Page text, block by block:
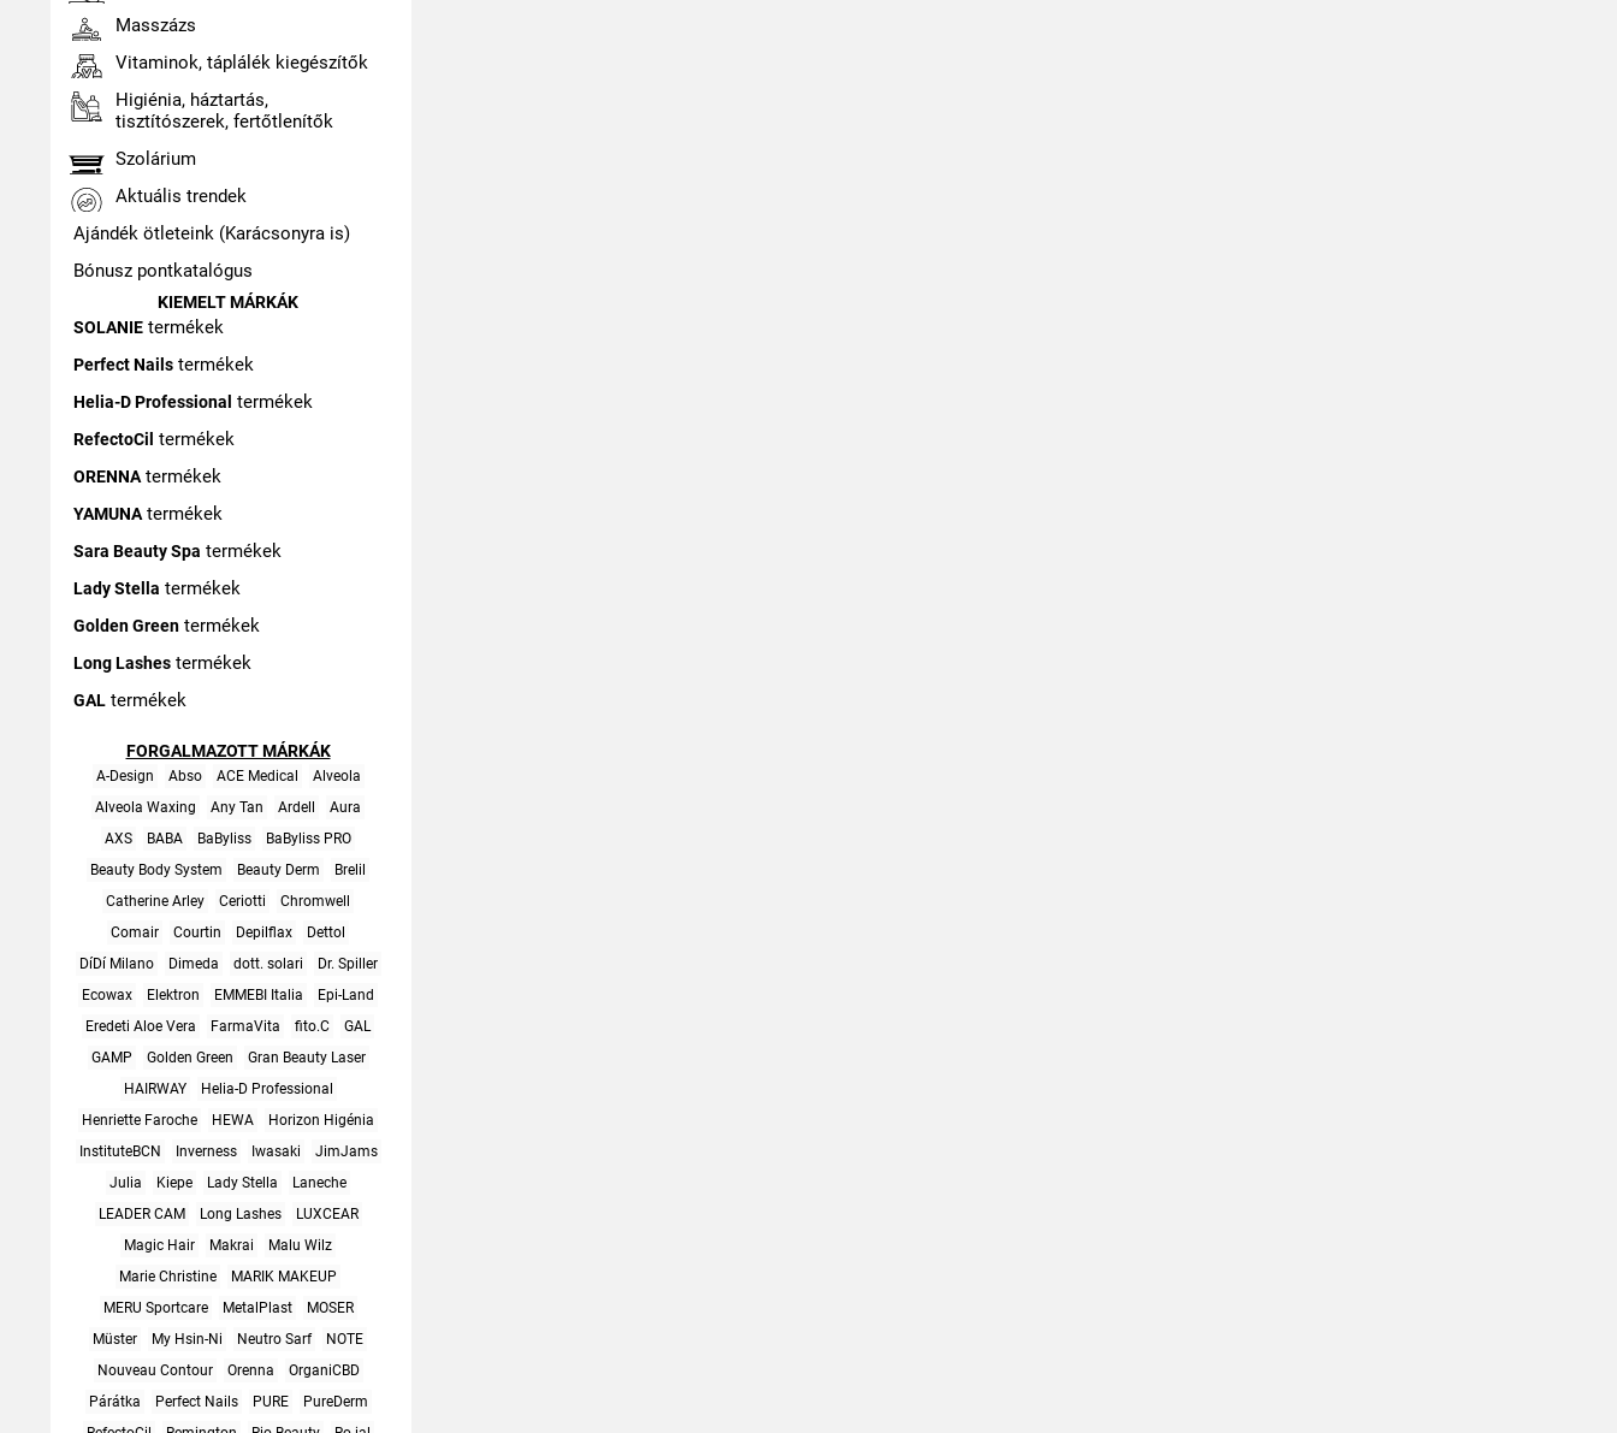
Masszázs
Vitaminok, táplálék kiegészítők
Higiénia, háztartás,
tisztítószerek, fertőtlenítők
Szolárium
Aktuális trendek
Ajándék ötleteink (Karácsonyra is)
Bónusz pontkatalógus
KIEMELT MÁRKÁK
SOLANIE termékek
Perfect Nails termékek
Helia-D Professional termékek
RefectoCil termékek
ORENNAtermékek
YAMUNAtermékek
Sara Beauty Spa termékek
Lady Stella termékek
Golden Green termékek
Long Lashes termékek
GAL termékek
FORGALMAZOTT MÁRKÁK
A-Design Abso ACE Medical
Alveola
Alveola Waxing
Any Tan Ardell
Aura
AXS
BABA BaByliss
BaByliss PRO
Beauty Body System
Beauty Derm
Brelil
Catherine Arley
Ceriotti
Chromwell
Comair
Courtin Depilflax
Dettol
DíDí Milano
Dimeda dott. solari
Dr. Spiller
Ecowax
Elektron EMMEBI Italia
Epi-Land
Eredeti Aloe Vera
FarmaVita fito.C
GAL
GAMP
Golden Green
Gran Beauty Laser
HAIRWAY
Helia-D Professional
Henriette Faroche
HEWA
Horizon Higénia
InstituteBCN
Inverness Iwasaki
JimJams
Julia
Kiepe Lady Stella
Laneche
LEADER CAM
Long Lashes
LUXCEAR
Magic Hair
Makrai
Malu Wilz
Marie Christine
MARIK MAKEUP
MERU Sportcare
MetalPlast
MOSER
Müster
My Hsin-Ni Neutro Sarf
NOTE
Nouveau Contour
Orenna
OrganiCBD
Párátka
Perfect Nails PURE
PureDerm